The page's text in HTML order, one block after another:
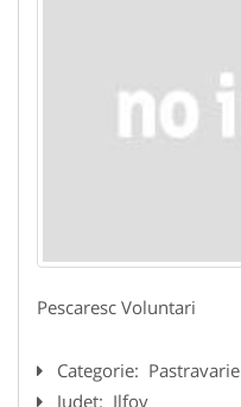
Pescaresc Voluntari
Categorie: Pastravarie
Judet: Ilfov